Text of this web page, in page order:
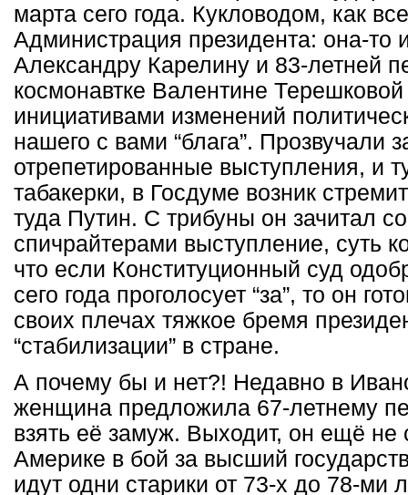
марта сего года. Кукловодом, как
Администрация президента: она-то
Александру Карелину и 83-летней
космонавтке Валентине Терешковой
инициативами изменений
нашего с вами “блага”. Прозвучали
отрепетированные выступления, и
табакерки, в Госдуме возник
туда Путин. С трибуны он зачитал
спичрайтерами выступление, суть
что если Конституционный суд
сего года проголосует “за”, то он
своих плечах тяжкое бремя
“стабилизации” в стране.
А почему бы и нет?! Недавно в
женщина предложила 67-летнему
взять её замуж. Выходит, он ещё не
Америке в бой за высший
идут одни старики от 73-х до 78-ми